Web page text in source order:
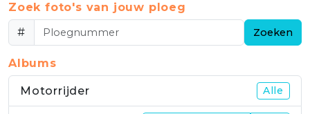
Zoek foto's van jouw ploeg
#
Zoeken
Albums
Motorrijder Alle